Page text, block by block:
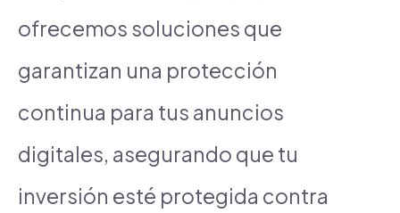
ofrecemos soluciones que
garantizan una protección
continua para tus anuncios
digitales, asegurando que tu
inversión esté protegida contra